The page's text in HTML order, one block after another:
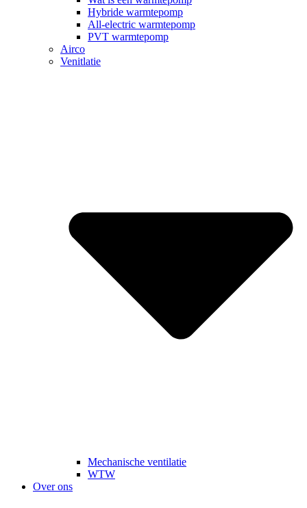
Hybride warmtepomp
All-electric warmtepomp
PVT warmtepomp
Airco
Venitlatie
Mechanische ventilatie
WTW
Over ons